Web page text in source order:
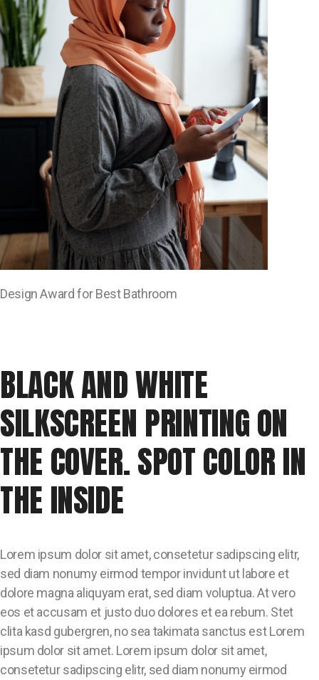
Design Award for Best Bathroom
BLACK AND WHITE
SILKSCREEN PRINTING ON
THE COVER. SPOT COLOR IN
THE INSIDE
Lorem ipsum dolor sit amet, consetetur sadipscing elitr,
sed diam nonumy eirmod tempor invidunt ut labore et
dolore magna aliquyam erat, sed diam voluptua. At vero
eos et accusam et justo duo dolores et ea rebum. Stet
clita kasd gubergren, no sea takimata sanctus est Lorem
ipsum dolor sit amet. Lorem ipsum dolor sit amet,
consetetur sadipscing elitr, sed diam nonumy eirmod